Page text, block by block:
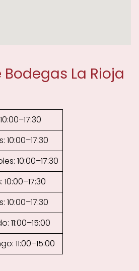
La Rioja
10:00–17:30
10:00–17:30
10:00–17:30
11:00–15:00
11:00–15:00